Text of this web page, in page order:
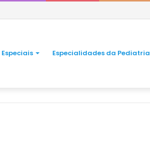
Especiais Especialidades da Pediatria